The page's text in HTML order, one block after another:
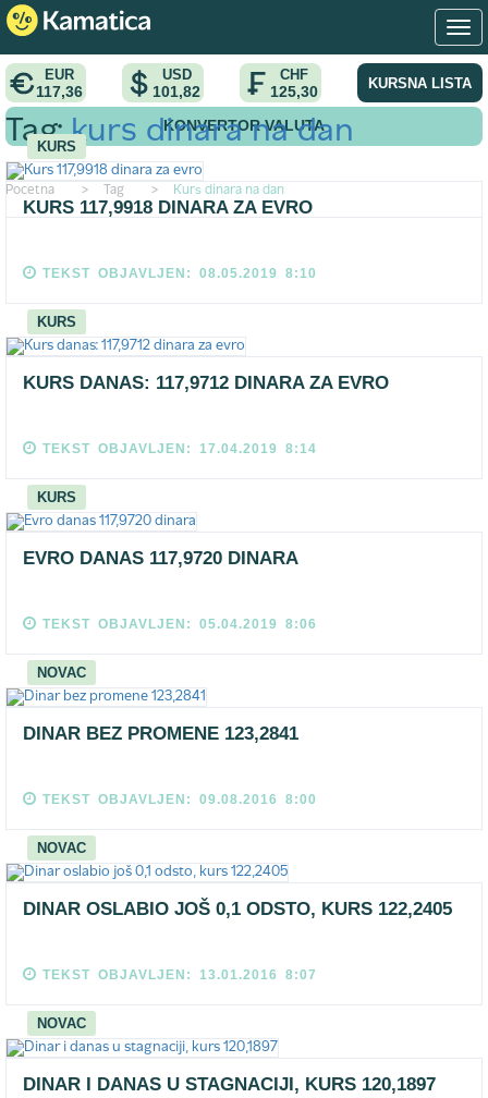
EUR
117,36
USD
101,82
CHF
125,30 KURSNA LISTA
KONVERTOR VALUTA
Pocetna > Tag > Kurs dinara na dan
Tag:kurs dinara na dan
KURS
KURS 117,9918 DINARA ZA EVRO
TEKST OBJAVLJEN: 08.05.2019 8:10
KURS
KURS DANAS: 117,9712 DINARA ZA EVRO
TEKST OBJAVLJEN: 17.04.2019 8:14
KURS
EVRO DANAS 117,9720 DINARA
TEKST OBJAVLJEN: 05.04.2019 8:06
NOVAC
DINAR BEZ PROMENE 123,2841
TEKST OBJAVLJEN: 09.08.2016 8:00
NOVAC
DINAR OSLABIO JOŠ 0,1 ODSTO, KURS 122,2405
TEKST OBJAVLJEN: 13.01.2016 8:07
NOVAC
DINAR I DANAS U STAGNACIJI, KURS 120,1897